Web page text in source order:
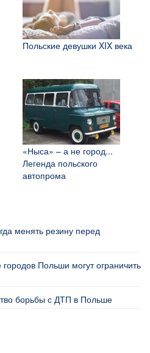
Польские девушки XIX века
«Ныса» – а не город...
Легенда польского
автопрома
менять резину перед
Польши могут ограничить
борьбы с ДТП в Польше